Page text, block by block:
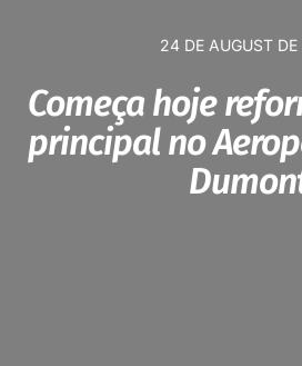
24 DE AUGUST
Começa hoje
principal no